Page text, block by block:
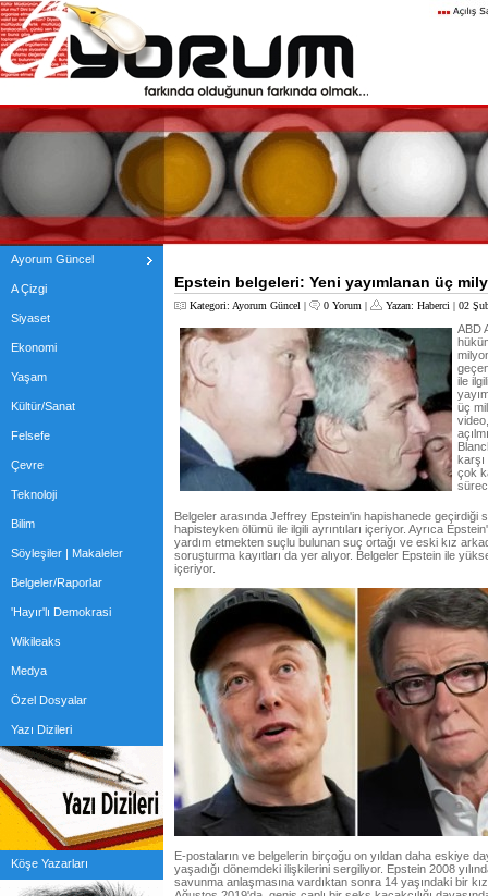
Ayorum Güncel
A Çizgi
Siyaset
Ekonomi
Yaşam
Kültür/Sanat
Felsefe
Çevre
Teknoloji
Bilim
Söyleşiler | Makaleler
Belgeler/Raporlar
'Hayır'lı Demokrasi
Wikileaks
Medya
Özel Dosyalar
Yazı Dizileri
Köşe Yazarları
Epstein belgeleri: Yeni yayımlanan üç
Kategori: Ayorum Güncel | 0 Yorum | Yazan: Haberci | 02
ABD
ile
üç
karşı
çok
Belgeler arasında Jeffrey Epstein'in hapishanede geçirdiği
hapisteyken ölümü ile ilgili ayrıntıları içeriyor. Ayrıca
yardım etmekten suçlu bulunan suç ortağı ve eski kız
soruşturma kayıtları da yer alıyor. Belgeler Epstein ile
içeriyor.
E-postaların ve belgelerin birçoğu on yıldan daha eskiye
yaşadığı dönemdeki ilişkilerini sergiliyor. Epstein 2008
savunma anlaşmasına vardıktan sonra 14 yaşındaki bir